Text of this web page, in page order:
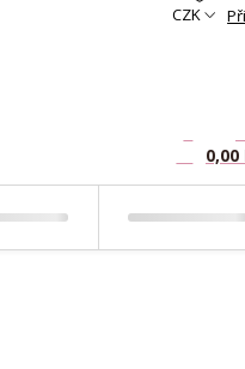
CZK
0,00